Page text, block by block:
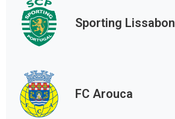
Sporting Lissabon
FC Arouca